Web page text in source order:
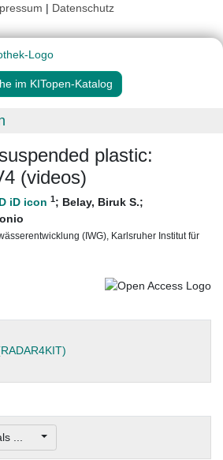
| Datenschutz
im KITopen-Katalog
plastic:
(videos)
1; Belay, Biruk S.;
(IWG), Karlsruher Institut für
als ...